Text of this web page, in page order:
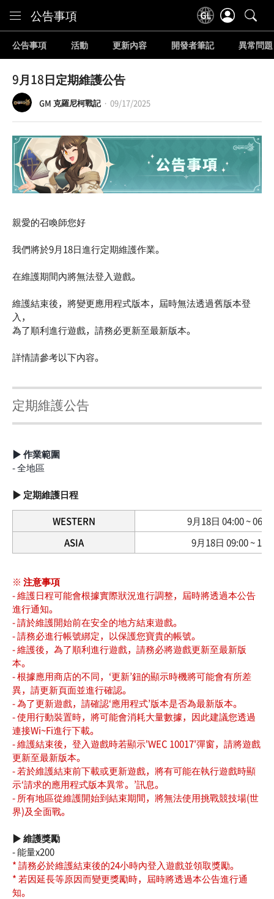
公告事項
公告事項 活動 更新內容 開發者筆記 異常問題
9月18日定期維護公告
GM 克羅尼柯戰記 09/17/2025
親愛的召喚師您好
我們將於9月18日進行定期維護作業。
在維護期間內將無法登入遊戲。
維護結束後，將變更應用程式版本，屆時無法透過舊版本登
入，
為了順利進行遊戲，請務必更新至最新版本。
詳情請參考以下內容。
定期維護公告
▶ 作業範圍
- 全地區
▶ 定期維護日程
WESTERN
9月18日 04:00 ~
ASIA
9月18日 09:00 ~
※ 注意事項
- 維護日程可能會根據實際狀況進行調整，屆時將透過本公告
進行通知。
- 請於維護開始前在安全的地方結束遊戲。
- 請務必進行帳號綁定，以保護您寶貴的帳號。
- 維護後，為了順利進行遊戲，請務必將遊戲更新至最新版
本。
- 根據應用商店的不同，‘更新’鈕的顯示時機將可能會有所差
異，請更新頁面並進行確認。
- 為了更新遊戲，請確認‘應用程式’版本是否為最新版本。
- 使用行動裝置時，將可能會消耗大量數據，因此建議您透過
連接Wi~Fi進行下載。
- 維護結束後，登入遊戲時若顯示'WEC 10017'彈窗，請將遊戲
更新至最新版本。
- 若於維護結束前下載或更新遊戲，將有可能在執行遊戲時顯
示‘請求的應用程式版本異常。’訊息。
- 所有地區從維護開始到結束期間，將無法使用挑戰競技場(世
界)及全面戰。
▶ 維護獎勵
- 能量x200
* 請務必於維護結束後的24小時內登入遊戲並領取獎勵。
* 若因延長等原因而變更獎勵時，屆時將透過本公告進行通
知。